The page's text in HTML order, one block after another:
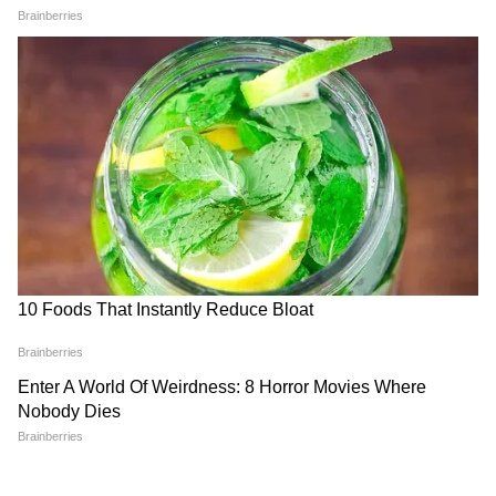
पूर्व छात्र व दुनिया की दिग्गज कंसल्टेंसी फर्म मैकिन्से
(McKinsey) के पूर्व कंसलटेंट आशुतोष रांका को भी
प्रवक्ता बनाकर मैदान में उतारा गया है। पत्रकारों,
आईआईटीयंस और कॉर्पोरेट दिग्गजों का यह गठजोड़
पारंपरिक नेताओं की नींद उड़ाने के लिए काफी है।
5 जून की वो खतरनाक डेडलाइन: सोनम वांगचुक का
अल्टीमेटम!
आखिर यह पूरा बवाल किस बात को लेकर है? दरअसल,
देश में हाल ही में हुई राष्ट्रीय परीक्षाओं में कथित व्यवस्थित
पेपर लीक और धांधली को लेकर युवाओं में भारी आक्रोश
है। कॉकरोच जनता पार्टी सीधे केंद्रीय शिक्षा मंत्री धर्मेंद्र
प्रधान के तत्काल इस्तीफे की मांग पर अड़ी है।
"मेरा पति स्पर्म नहीं दे रहा", गोरखपुर
में इलाज के नाम पर मांगे 5 लाख,
अब दर्ज हुआ केस
13 लाख के कर्ज में डूबे किसान की
पलटी किस्मत, पहले जीते 20 हजार
फिर लगी 50 लाख की लॉटरी